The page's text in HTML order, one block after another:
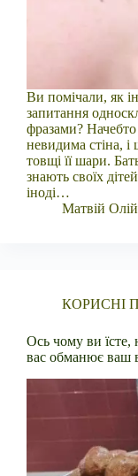
Ви помічали, як
запитання
фразами?
невидима стіна,
товщі її шари.
знають своїх
іноді…
Матвій
КОРИСНІ
Ось чому ви їсте,
вас обманює ваш